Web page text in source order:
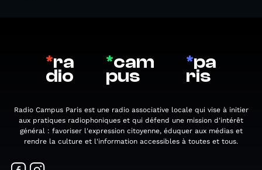
*ra
dio
*cam
pus
*pa
ris
Radio Campus Paris est une radio associative locale qui vise à initier
aux pratiques radiophoniques et qui défend une mission d'intérêt
général : favoriser l'expression citoyenne, éduquer aux médias et
rendre la culture et l'information accessibles à toutes et tous.